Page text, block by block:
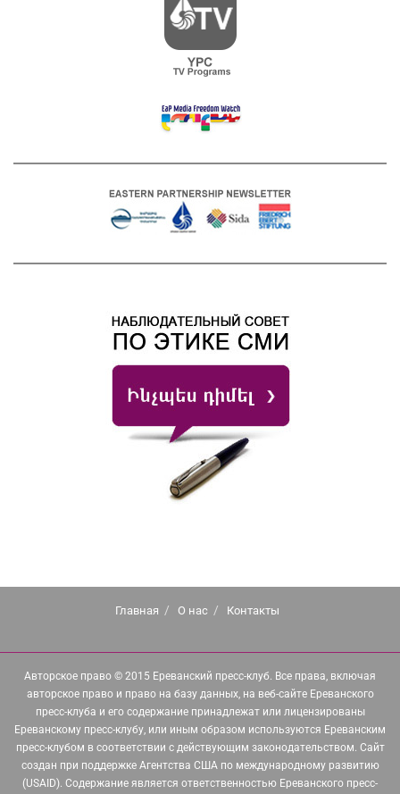
Главная О нас Контакты
Авторское право © 2015 Ереванский пресс-клуб. Все права, включая
авторское право и право на базу данных, на веб-сайте Ереванского
пресс-клуба и его содержание принадлежат или лицензированы
Ереванскому пресс-клубу, или иным образом используются Ереванским
пресс-клубом в соответствии с действующим законодательством. Сайт
создан при поддержке Агентства США по международному развитию
(USAID). Содержание является ответственностью Ереванского пресс-